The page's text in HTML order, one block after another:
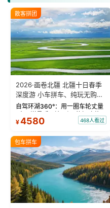
散客拼团
2026·画卷北疆 北疆十日春季
深度游 小车拼车、纯玩无购
物！
自驾环湖360°：用一圈车轮丈量
“大西洋最后一滴眼泪”的极致蔚
蓝。 赛湖旅拍：甄选多款风格服
绝美瞬间。 赛湖坦克300跟车视
频：专业摄影师...
¥4580 468人看过
包车拼车